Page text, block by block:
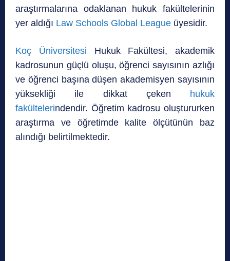
araştırmalarına odaklanan hukuk fakültelerinin
yer aldığı Law Schools Global League üyesidir.
Koç Üniversitesi Hukuk Fakültesi, akademik
kadrosunun güçlü oluşu, öğrenci sayısının azlığı
ve öğrenci başına düşen akademisyen sayısının
yüksekliği ile dikkat çeken hukuk
fakültelerindendir. Öğretim kadrosu oluştururken
araştırma ve öğretimde kalite ölçütünün baz
alındığı belirtilmektedir.